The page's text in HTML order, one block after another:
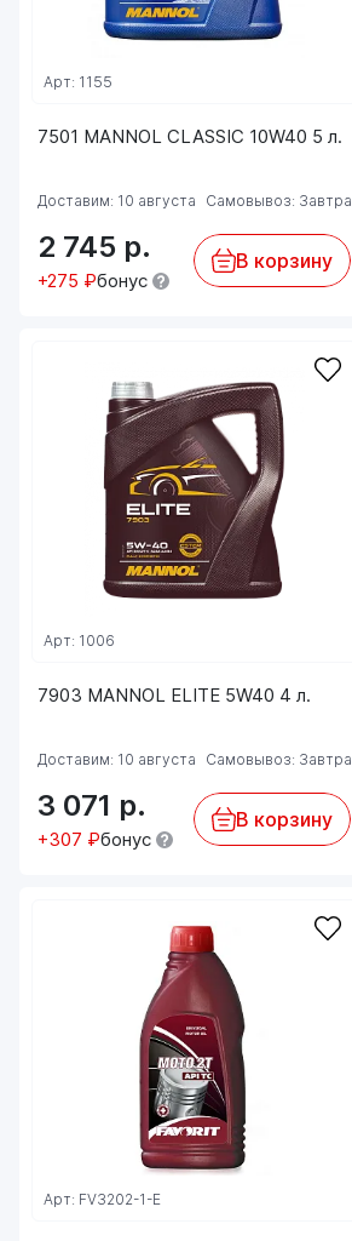
7501 MANNOL CLASSIC 10W40 5 л.
Арт: 1155
Доставим: 10 августа Самовывоз: Завтра
2 745 р.
+275 ₽бонус
В корзину
7903 MANNOL ELITE 5W40 4 л.
Арт: 1006
Доставим: 10 августа Самовывоз: Завтра
3 071 р.
+307 ₽бонус
В корзину
Арт: FV3202-1-E